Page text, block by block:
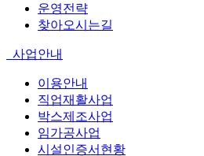
운영전략
찾아오시는길
사업안내
이용안내
직업재활사업
박스제조사업
임가공사업
시설인증서현황